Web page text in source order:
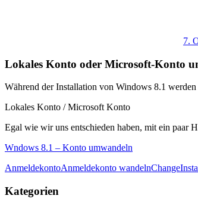
7.
Lokales Konto oder Microsoft-Konto
Während der Installation von Windows 8.1
Lokales Konto / Microsoft Konto
Egal wie wir uns entschieden haben, mit ein paar
Wndows 8.1 – Konto umwandeln
AnmeldekontoAnmeldekonto wandelnChange
Kategorien